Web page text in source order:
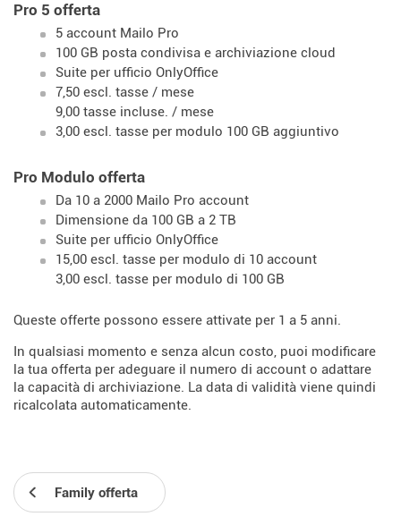
Pro 5 offerta
5 account Mailo Pro
100 GB posta condivisa e archiviazione cloud
Suite per ufficio OnlyOffice
7,50 escl. tasse / mese
9,00 tasse incluse. / mese
3,00 escl. tasse per modulo 100 GB aggiuntivo
Pro Modulo offerta
Da 10 a 2000 Mailo Pro account
Dimensione da 100 GB a 2 TB
Suite per ufficio OnlyOffice
15,00 escl. tasse per modulo di 10 account
3,00 escl. tasse per modulo di 100 GB
Queste offerte possono essere attivate per 1 a 5 anni.
In qualsiasi momento e senza alcun costo, puoi modificare
la tua offerta per adeguare il numero di account o adattare
la capacità di archiviazione. La data di validità viene quindi
ricalcolata automaticamente.
Family offerta